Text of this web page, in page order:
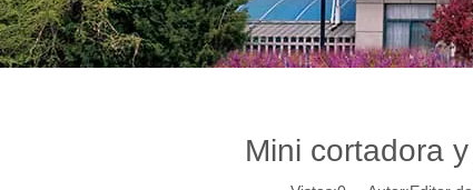
Mini cortadora